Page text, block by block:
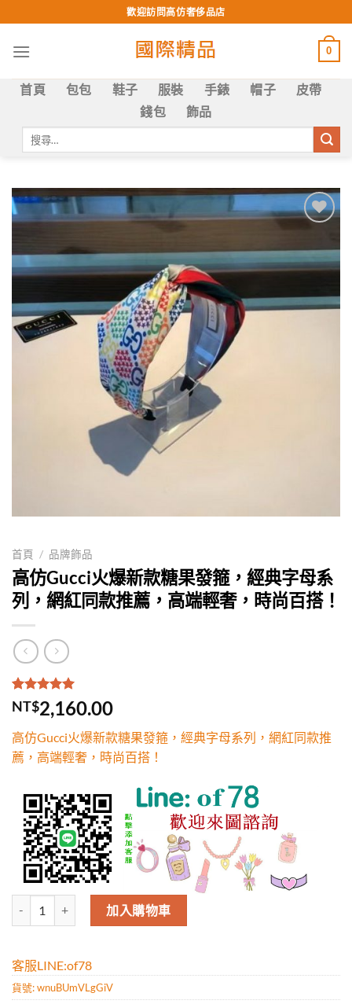
to
content
歡迎訪問高仿奢侈品店
0
首頁 包包 鞋子 服裝 手錶 帽子
皮帶
錢包
飾品
字:
wishlist
首頁 / 品牌飾品
高仿Gucci火爆新款糖果發箍，經典字母系
列，網紅同款推薦，高端輕奢，時尚百搭！
評分5.00 /
5，已有
1
位
分
NT$2,160.00
高仿Gucci火爆新款糖果發箍，經典字母系列，網紅同款推
薦，高端輕奢，時尚百搭！
高仿Gucci火爆新款糖果發箍，經典字母系列，網紅同款推薦，高端
加入購物車
客服LINE:of78
貨號:wnuBUmVLgGiV